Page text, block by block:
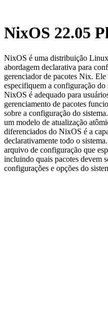
NixOS 22.05
NixOS é uma distribuição
abordagem declarativa para
gerenciador de pacotes Nix.
especifiquem a configuração
NixOS é adequado para
gerenciamento de pacotes
sobre a configuração do
um modelo de atualização
diferenciados do NixOS é a
declarativamente todo o
arquivo de configuração que
incluindo quais pacotes devem
configurações e opções do